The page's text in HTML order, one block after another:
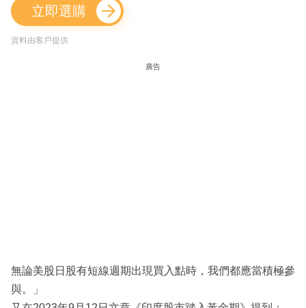
立即選購
資料由客戶提供
廣告
無論美股日股有短線週期出現買入點時，我們都應當積極參
與。」